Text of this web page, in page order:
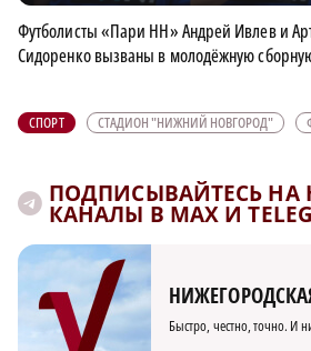
Футболисты «Пари НН» Андрей Ивлев и
Сидоренко вызваны в молодёжную
СПОРТ СТАДИОН "НИЖНИЙ НОВГОРОД"
ПОДПИСЫВАЙТЕСЬ
КАНАЛЫ В MAX И
Быстро, честно, точно. И